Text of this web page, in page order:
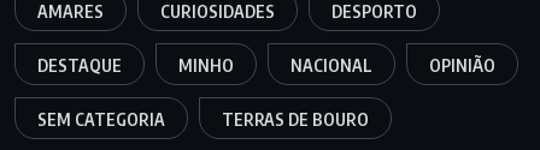
AMARES CURIOSIDADES DESPORTO
DESTAQUE MINHO NACIONAL OPINIÃO
SEM CATEGORIA TERRAS DE BOURO